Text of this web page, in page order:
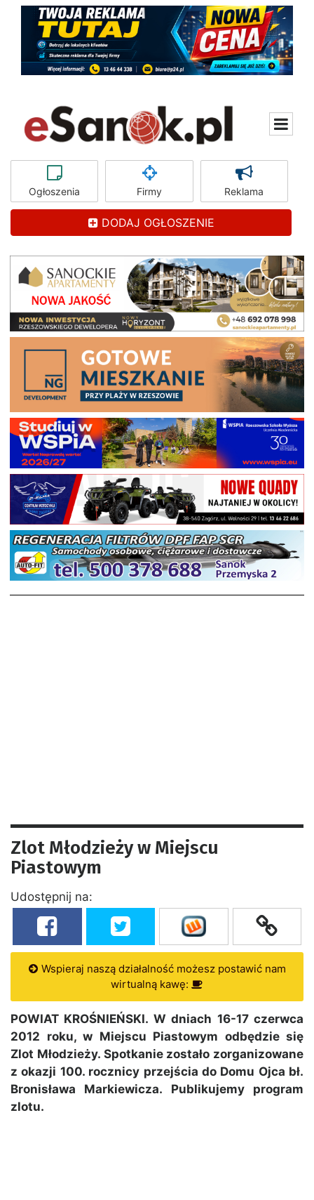
Ogłoszenia Firmy Reklama
DODAJ OGŁOSZENIE
Zlot Młodzieży w Miejscu
Piastowym
Udostępnij na:
Wspieraj naszą działalność możesz postawić nam
wirtualną kawę:
POWIAT KROŚNIEŃSKI. W dniach 16-17 czerwca
2012 roku, w Miejscu Piastowym odbędzie się
Zlot Młodzieży. Spotkanie zostało zorganizowane
z okazji 100. rocznicy przejścia do Domu Ojca bł.
Bronisława Markiewicza. Publikujemy program
zlotu.